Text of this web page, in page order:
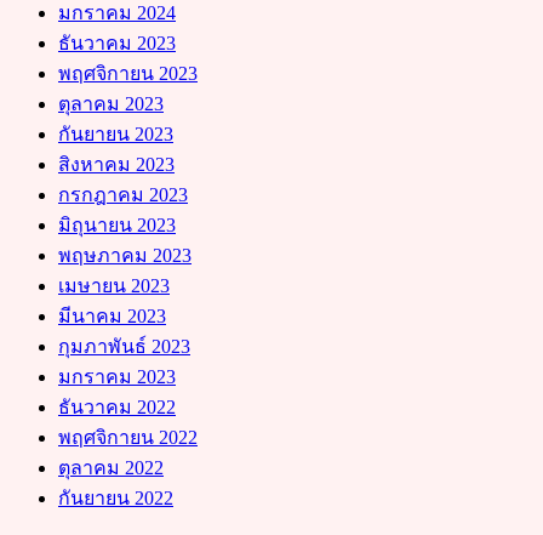
มกราคม 2024
ธันวาคม 2023
พฤศจิกายน 2023
ตุลาคม 2023
กันยายน 2023
สิงหาคม 2023
กรกฎาคม 2023
มิถุนายน 2023
พฤษภาคม 2023
เมษายน 2023
มีนาคม 2023
กุมภาพันธ์ 2023
มกราคม 2023
ธันวาคม 2022
พฤศจิกายน 2022
ตุลาคม 2022
กันยายน 2022